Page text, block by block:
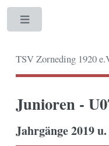
TSV Zorneding 1920
Junioren -
Jahrgänge 2019